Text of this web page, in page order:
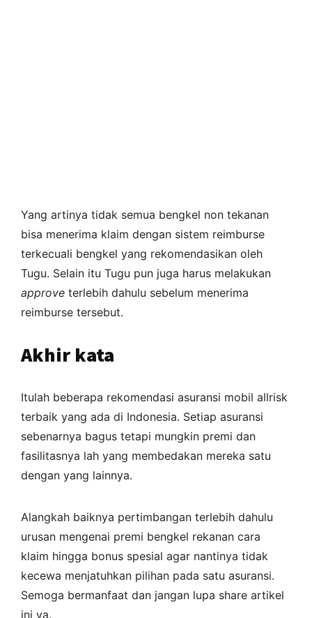
Yang artinya tidak semua bengkel non tekanan
bisa menerima klaim dengan sistem reimburse
terkecuali bengkel yang rekomendasikan oleh
Tugu. Selain itu Tugu pun juga harus melakukan
approve terlebih dahulu sebelum menerima
reimburse tersebut.
Akhir kata
Itulah beberapa rekomendasi asuransi mobil allrisk
terbaik yang ada di Indonesia. Setiap asuransi
sebenarnya bagus tetapi mungkin premi dan
fasilitasnya lah yang membedakan mereka satu
dengan yang lainnya.
Alangkah baiknya pertimbangan terlebih dahulu
urusan mengenai premi bengkel rekanan cara
klaim hingga bonus spesial agar nantinya tidak
kecewa menjatuhkan pilihan pada satu asuransi.
Semoga bermanfaat dan jangan lupa share artikel
ini ya.